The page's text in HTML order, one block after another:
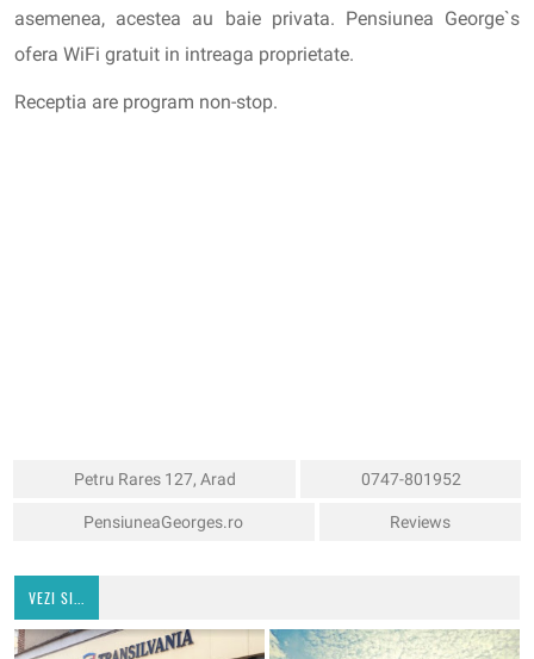
asemenea, acestea au baie privata. Pensiunea George`s
ofera WiFi gratuit in intreaga proprietate.
Receptia are program non-stop.
Petru Rares 127, Arad 0747-801952
PensiuneaGeorges.ro Reviews
VEZI SI...